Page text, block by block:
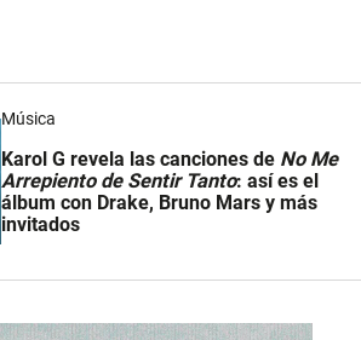
Música
Karol G revela las canciones de No Me
Arrepiento de Sentir Tanto: así es el
álbum con Drake, Bruno Mars y más
invitados